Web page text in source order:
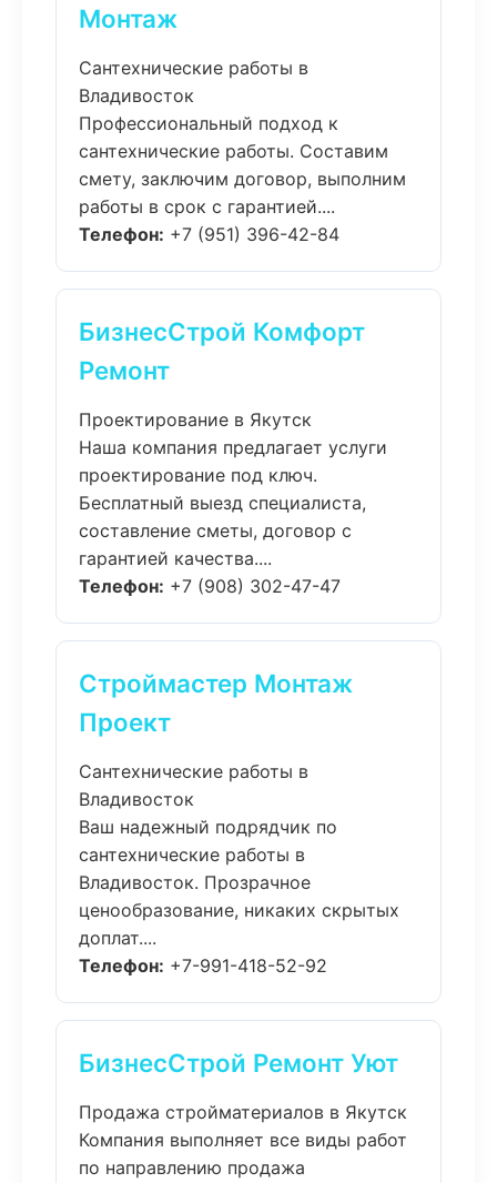
Монтаж
Сантехнические работы в
Владивосток
Профессиональный подход к
сантехнические работы. Составим
смету, заключим договор, выполним
работы в срок с гарантией....
Телефон: +7 (951) 396-42-84
БизнесСтрой Комфорт
Ремонт
Проектирование в Якутск
Наша компания предлагает услуги
проектирование под ключ.
Бесплатный выезд специалиста,
составление сметы, договор с
гарантией качества....
Телефон: +7 (908) 302-47-47
Строймастер Монтаж
Проект
Сантехнические работы в
Владивосток
Ваш надежный подрядчик по
сантехнические работы в
Владивосток. Прозрачное
ценообразование, никаких скрытых
доплат....
Телефон: +7-991-418-52-92
БизнесСтрой Ремонт Уют
Продажа стройматериалов в Якутск
Компания выполняет все виды работ
по направлению продажа